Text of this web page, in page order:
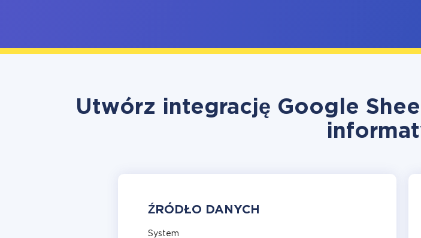
Utwórz integrację Google
ŹRÓDŁO DANYCH
System